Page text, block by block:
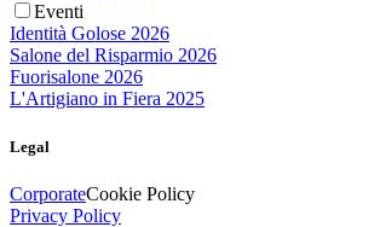
Eventi
Identità Golose 2026
Salone del Risparmio 2026
Fuorisalone 2026
L'Artigiano in Fiera 2025
Legal
CorporateCookie Policy
Privacy Policy